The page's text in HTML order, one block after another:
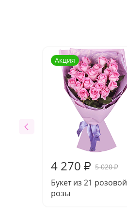
Акция
4 270 ₽ 5 020₽
Букет из 21 розовой
розы